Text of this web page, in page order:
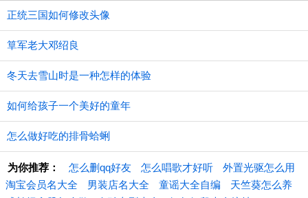
正统三国如何修改头像
筸军老大邓绍良
冬天去雪山时是一种怎样的体验
如何给孩子一个美好的童年
怎么做好吃的排骨蛤蜊
为你推荐： 怎么删qq好友 怎么唱歌才好听
外置光驱怎么用
淘宝会员名大全
男装店名大全 童谣大全自编
天竺葵怎么养